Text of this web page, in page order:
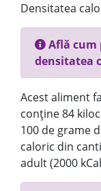
Densitatea
Află cum
densitatea
Acest aliment
conține 84
100 de grame
caloric din
adult (2000